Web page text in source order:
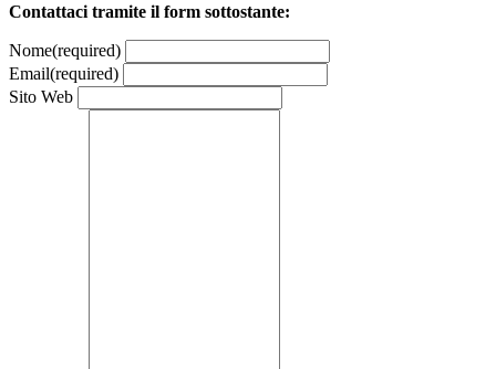
Contattaci tramite il form sottostante:
Nome(required)
Email(required)
Sito Web